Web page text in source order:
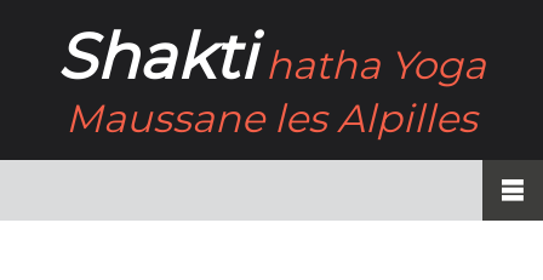
Shaktihatha Yoga
Maussane les Alpilles